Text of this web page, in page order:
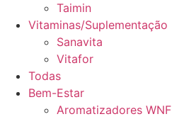
Taimin
Vitaminas/Suplementação
Sanavita
Vitafor
Todas
Bem-Estar
Aromatizadores WNF